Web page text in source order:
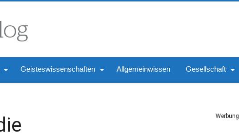
Geisteswissenschaften Allgemeinwissen Gesellschaft
Werbung